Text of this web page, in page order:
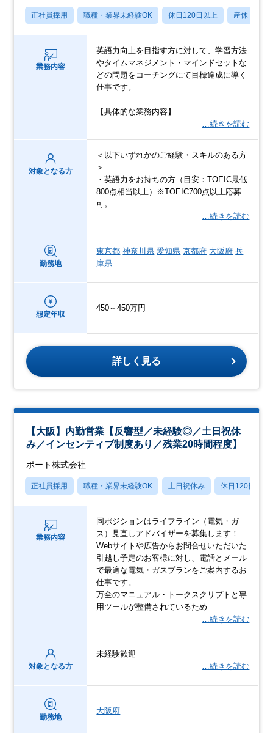
正社員採用 職種・業界未経験OK 休日120日以上 産休・育休
業務内容
英語力向上を目指す方に対して、学習方法
やタイムマネジメント・マインドセットな
どの問題をコーチングにて目標達成に導く
仕事です。
【具体的な業務内容】
…続きを読む
対象となる方
＜以下いずれかのご経験・スキルのある方
＞
・英語力をお持ちの方（目安：TOEIC最低
800点相当以上）※TOEIC700点以上応募
可。
…続きを読む
勤務地
東京都 神奈川県 愛知県 京都府 大阪府 兵
庫県
想定年収
450～450万円
詳しく見る
【大阪】内勤営業【反響型／未経験◎／土日祝休
み／インセンティブ制度あり／残業20時間程度】
ポート株式会社
正社員採用 職種・業界未経験OK 土日祝休み 休日120日以上
業務内容
同ポジションはライフライン（電気・ガ
ス）見直しアドバイザーを募集します！
Webサイトや広告からお問合せいただいた
引越し予定のお客様に対し、電話とメール
で最適な電気・ガスプランをご案内するお
仕事です。
万全のマニュアル・トークスクリプトと専
用ツールが整備されているため
…続きを読む
対象となる方
未経験歓迎
…続きを読む
勤務地
大阪府